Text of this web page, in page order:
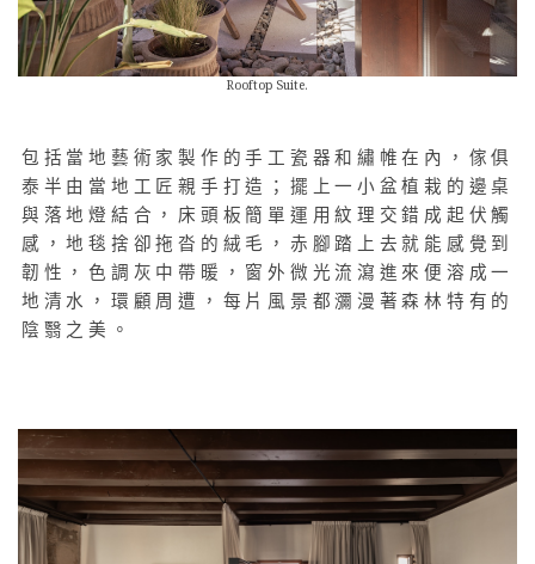
Rooftop Suite.
包括當地藝術家製作的手工瓷器和繡帷在內，傢俱
泰半由當地工匠親手打造；擺上一小盆植栽的邊桌
與落地燈結合，床頭板簡單運用紋理交錯成起伏觸
感，地毯捨卻拖沓的絨毛，赤腳踏上去就能感覺到
韌性，色調灰中帶暖，窗外微光流瀉進來便溶成一
地清水，環顧周遭，每片風景都瀰漫著森林特有的
陰翳之美。